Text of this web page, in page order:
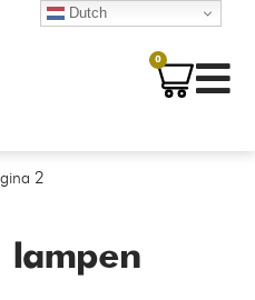
0
2
lampen
Dutch